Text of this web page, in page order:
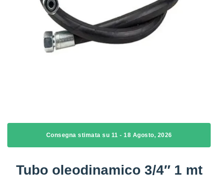
Consegna stimata su 11 - 18 Agosto, 2026
Tubo oleodinamico 3/4″ 1 mt